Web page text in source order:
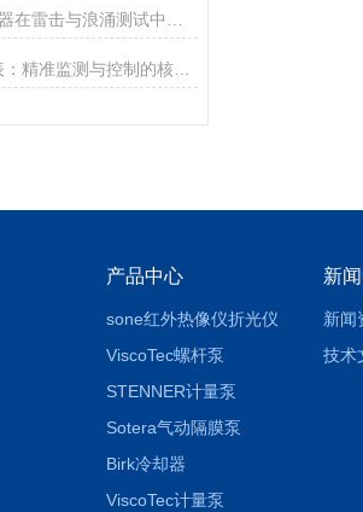
AI-TEK转速表：精准监测与控制的核心工具
产品中心
sone红外热像仪折光仪
ViscoTec螺杆泵
STENNER计量泵
Sotera气动隔膜泵
Birk冷却器
ViscoTec计量泵
新
新闻
技术